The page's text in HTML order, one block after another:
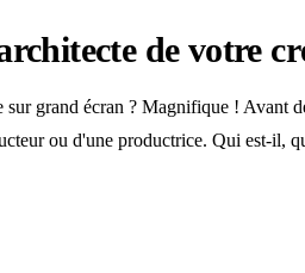
de votre
grand écran ? Magnifique ! Avant
ou d'une productrice. Qui est-il,